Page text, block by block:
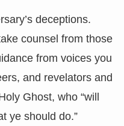
deceptions.
counsel from those
from voices you
and revelators and
Ghost, who “will
ye should do.”